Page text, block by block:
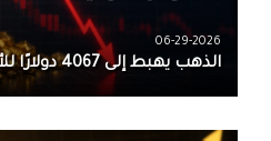
06-29-2026
الذهب يهبط إلى 4067 دولارًا للأوقية